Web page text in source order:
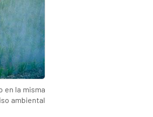
en la misma
ambiental